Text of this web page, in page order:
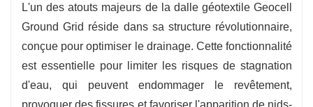
L'un des atouts majeurs de la dalle géotextile Geocell
Ground Grid réside dans sa structure révolutionnaire,
conçue pour optimiser le drainage. Cette fonctionnalité
est essentielle pour limiter les risques de stagnation
d'eau, qui peuvent endommager le revêtement,
provoquer des fissures et favoriser l'apparition de nids-